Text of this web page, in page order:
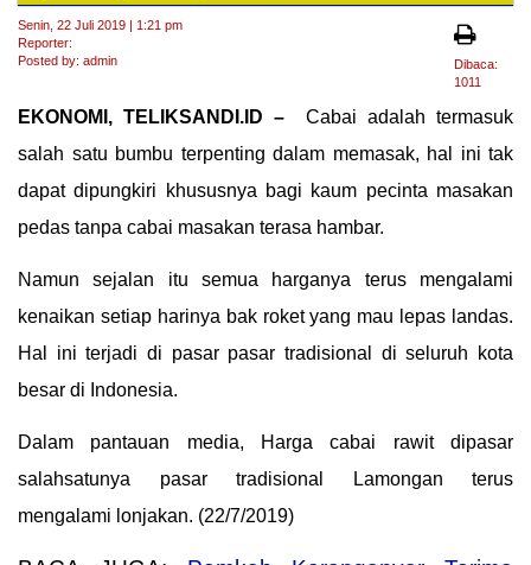
Senin, 22 Juli 2019 | 1:21 pm
Reporter:
Posted by: admin
Dibaca:
1011
EKONOMI, TELIKSANDI.ID –
Cabai adalah termasuk
salah satu bumbu terpenting dalam memasak, hal ini tak
dapat dipungkiri khususnya bagi kaum pecinta masakan
pedas tanpa cabai masakan terasa hambar.
Namun sejalan itu semua harganya terus mengalami
kenaikan setiap harinya bak roket yang mau lepas landas.
Hal ini terjadi di pasar pasar tradisional di seluruh kota
besar di Indonesia.
Dalam pantauan media, Harga cabai rawit dipasar
salahsatunya pasar tradisional Lamongan terus
mengalami lonjakan. (22/7/2019)